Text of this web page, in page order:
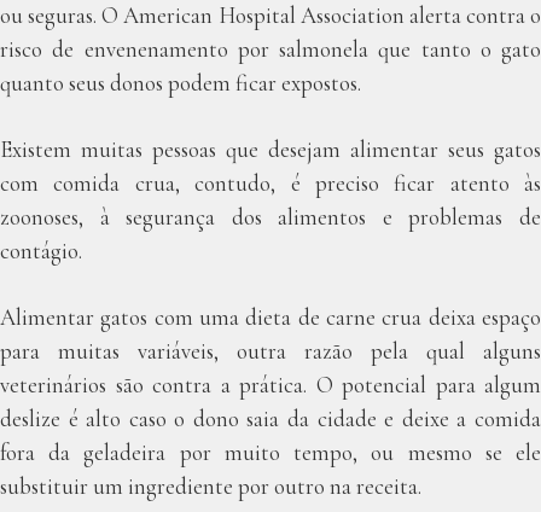
ou seguras. O American Hospital Association alerta contra o
risco de envenenamento por salmonela que tanto o gato
quanto seus donos podem ficar expostos.
Existem muitas pessoas que desejam alimentar seus gatos
com comida crua, contudo, é preciso ficar atento às
zoonoses, à segurança dos alimentos e problemas de
contágio.
Alimentar gatos com uma dieta de carne crua deixa espaço
para muitas variáveis, outra razão pela qual alguns
veterinários são contra a prática. O potencial para algum
deslize é alto caso o dono saia da cidade e deixe a comida
fora da geladeira por muito tempo, ou mesmo se ele
substituir um ingrediente por outro na receita.